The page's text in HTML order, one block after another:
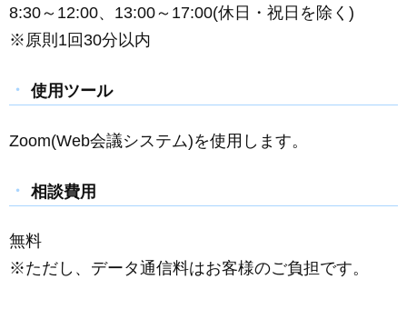
8:30～12:00、13:00～17:00(休日・祝日を除く)
※原則1回30分以内
使用ツール
Zoom(Web会議システム)を使用します。
相談費用
無料
※ただし、データ通信料はお客様のご負担です。